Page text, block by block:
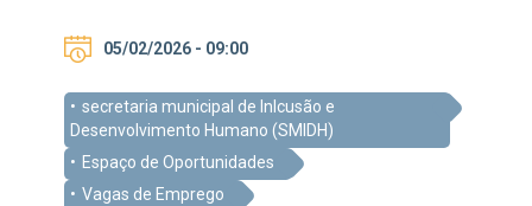
05/02/2026 - 09:00
secretaria municipal de Inlcusão e
Desenvolvimento Humano (SMIDH)
Espaço de Oportunidades
Vagas de Emprego